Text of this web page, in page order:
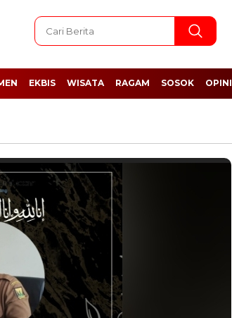
EKBIS WISATA RAGAM SOSOK OPINI